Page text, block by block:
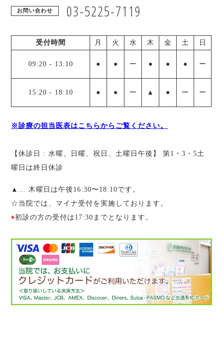
お問い合わせ 03-5225-7119
受付時間 月 火 水 木 金 土 日
09:20 - 13:10 ● ● ー ● ● ● ー
15:20 - 18:10 ● ● ー ▲ ● ー ー
※診療の担当医表はこちらからご覧ください。
【休診日 : 水曜、日曜、祝日、土曜日午後】 第1・3・5土
曜日は終日休診
▲
… 木曜日は午後16:30〜18:10です。
☆ 当院では、マイナ受付を実施しております。
♦︎初診の方の受付は17:30までとなります。